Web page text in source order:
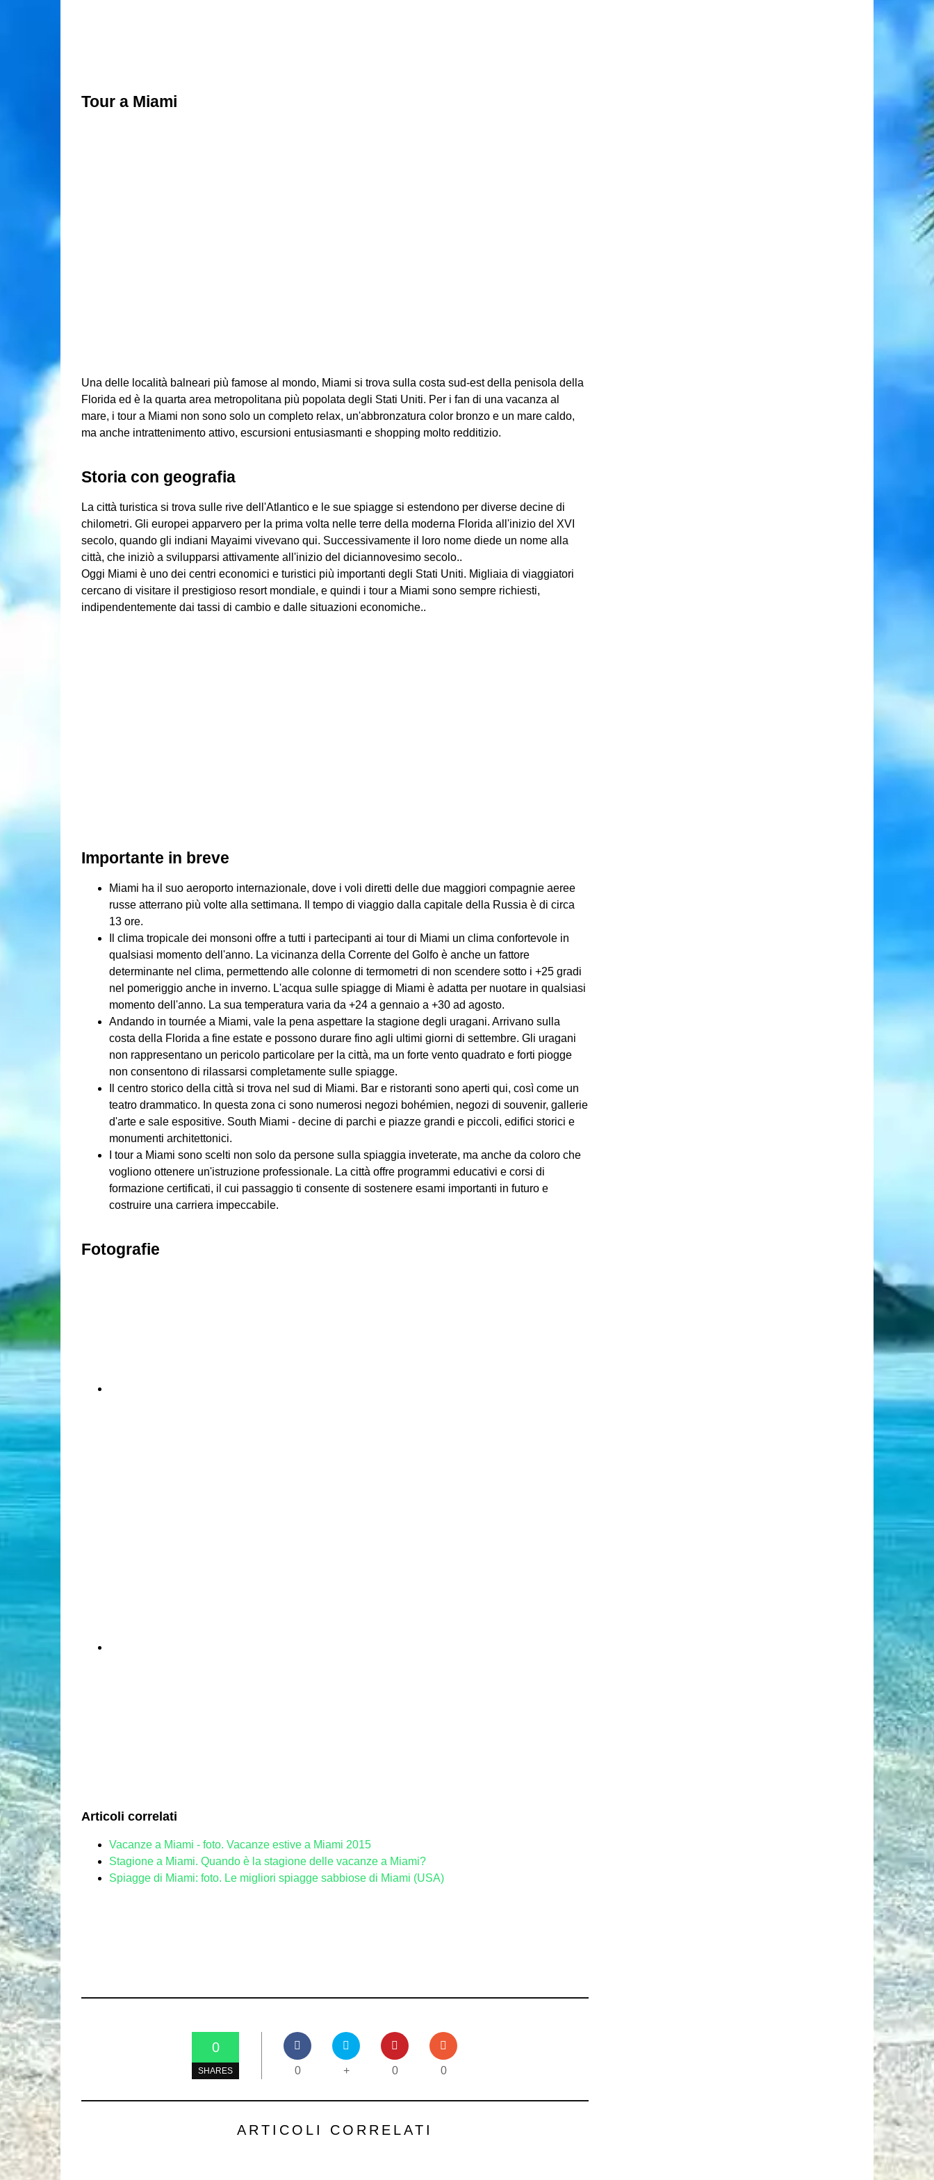
Tour a Miami
Una delle località balneari più famose al mondo, Miami si trova sulla costa sud-est della penisola della
Florida ed è la quarta area metropolitana più popolata degli Stati Uniti. Per i fan di una vacanza al
mare, i tour a Miami non sono solo un completo relax, un'abbronzatura color bronzo e un mare caldo,
ma anche intrattenimento attivo, escursioni entusiasmanti e shopping molto redditizio.
Storia con geografia
La città turistica si trova sulle rive dell'Atlantico e le sue spiagge si estendono per diverse decine di
chilometri. Gli europei apparvero per la prima volta nelle terre della moderna Florida all'inizio del XVI
secolo, quando gli indiani Mayaimi vivevano qui. Successivamente il loro nome diede un nome alla
città, che iniziò a svilupparsi attivamente all'inizio del diciannovesimo secolo..
Oggi Miami è uno dei centri economici e turistici più importanti degli Stati Uniti. Migliaia di viaggiatori
cercano di visitare il prestigioso resort mondiale, e quindi i tour a Miami sono sempre richiesti,
indipendentemente dai tassi di cambio e dalle situazioni economiche..
Importante in breve
Miami ha il suo aeroporto internazionale, dove i voli diretti delle due maggiori compagnie aeree
russe atterrano più volte alla settimana. Il tempo di viaggio dalla capitale della Russia è di circa
13 ore.
Il clima tropicale dei monsoni offre a tutti i partecipanti ai tour di Miami un clima confortevole in
qualsiasi momento dell'anno. La vicinanza della Corrente del Golfo è anche un fattore
determinante nel clima, permettendo alle colonne di termometri di non scendere sotto i +25 gradi
nel pomeriggio anche in inverno. L'acqua sulle spiagge di Miami è adatta per nuotare in qualsiasi
momento dell'anno. La sua temperatura varia da +24 a gennaio a +30 ad agosto.
Andando in tournée a Miami, vale la pena aspettare la stagione degli uragani. Arrivano sulla
costa della Florida a fine estate e possono durare fino agli ultimi giorni di settembre. Gli uragani
non rappresentano un pericolo particolare per la città, ma un forte vento quadrato e forti piogge
non consentono di rilassarsi completamente sulle spiagge.
Il centro storico della città si trova nel sud di Miami. Bar e ristoranti sono aperti qui, così come un
teatro drammatico. In questa zona ci sono numerosi negozi bohémien, negozi di souvenir, gallerie
d'arte e sale espositive. South Miami - decine di parchi e piazze grandi e piccoli, edifici storici e
monumenti architettonici.
I tour a Miami sono scelti non solo da persone sulla spiaggia inveterate, ma anche da coloro che
vogliono ottenere un'istruzione professionale. La città offre programmi educativi e corsi di
formazione certificati, il cui passaggio ti consente di sostenere esami importanti in futuro e
costruire una carriera impeccabile.
Fotografie
Articoli correlati
Vacanze a Miami - foto. Vacanze estive a Miami 2015
Stagione a Miami. Quando è la stagione delle vacanze a Miami?
Spiagge di Miami: foto. Le migliori spiagge sabbiose di Miami (USA)
0
SHARES 0 + 0 0
ARTICOLI CORRELATI